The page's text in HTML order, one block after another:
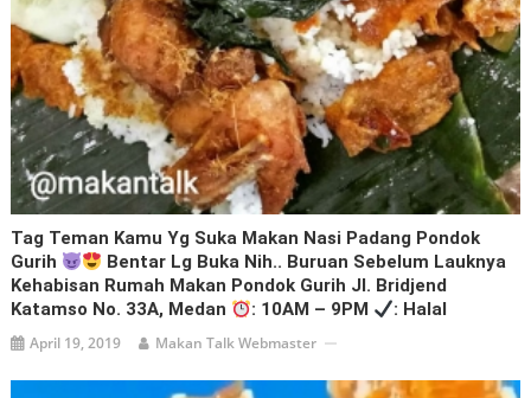
Tag Teman Kamu Yg Suka Makan Nasi Padang Pondok
Gurih
Bentar Lg Buka Nih.. Buruan Sebelum Lauknya
Kehabisan Rumah Makan Pondok Gurih Jl. Bridjend
Katamso No. 33A, Medan
: 10AM – 9PM : Halal
April 19, 2019 Makan Talk Webmaster